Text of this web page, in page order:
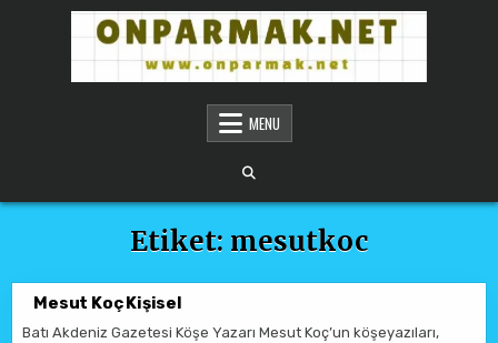
Skip to content
ONPARMAKNET SITELERMENU
Etiket: mesutkoc
Mesut Koç Kişisel
Batı Akdeniz Gazetesi Köşe Yazarı Mesut Koç’un köşeyazıları,